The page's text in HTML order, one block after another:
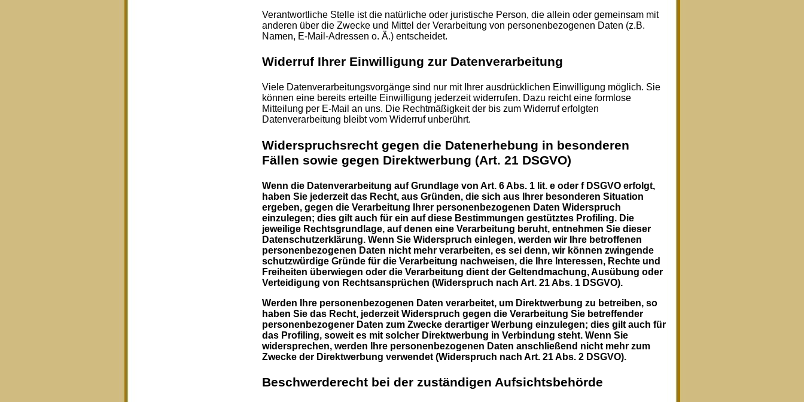
Verantwortliche Stelle ist die natürliche oder juristische Person, die allein oder gemeinsam mit
anderen über die Zwecke und Mittel der Verarbeitung von personenbezogenen Daten (z.B.
Namen, E-Mail-Adressen o. Ä.) entscheidet.
Widerruf Ihrer Einwilligung zur Datenverarbeitung
Viele Datenverarbeitungsvorgänge sind nur mit Ihrer ausdrücklichen Einwilligung möglich. Sie
können eine bereits erteilte Einwilligung jederzeit widerrufen. Dazu reicht eine formlose
Mitteilung per E-Mail an uns. Die Rechtmäßigkeit der bis zum Widerruf erfolgten
Datenverarbeitung bleibt vom Widerruf unberührt.
Widerspruchsrecht gegen die Datenerhebung in besonderen
Fällen sowie gegen Direktwerbung (Art. 21 DSGVO)
Wenn die Datenverarbeitung auf Grundlage von Art. 6 Abs. 1 lit. e oder f DSGVO erfolgt,
haben Sie jederzeit das Recht, aus Gründen, die sich aus Ihrer besonderen Situation
ergeben, gegen die Verarbeitung Ihrer personenbezogenen Daten Widerspruch
einzulegen; dies gilt auch für ein auf diese Bestimmungen gestütztes Profiling. Die
jeweilige Rechtsgrundlage, auf denen eine Verarbeitung beruht, entnehmen Sie dieser
Datenschutzerklärung. Wenn Sie Widerspruch einlegen, werden wir Ihre betroffenen
personenbezogenen Daten nicht mehr verarbeiten, es sei denn, wir können zwingende
schutzwürdige Gründe für die Verarbeitung nachweisen, die Ihre Interessen, Rechte und
Freiheiten überwiegen oder die Verarbeitung dient der Geltendmachung, Ausübung oder
Verteidigung von Rechtsansprüchen (Widerspruch nach Art. 21 Abs. 1 DSGVO).
Werden Ihre personenbezogenen Daten verarbeitet, um Direktwerbung zu betreiben, so
haben Sie das Recht, jederzeit Widerspruch gegen die Verarbeitung Sie betreffender
personenbezogener Daten zum Zwecke derartiger Werbung einzulegen; dies gilt auch für
das Profiling, soweit es mit solcher Direktwerbung in Verbindung steht. Wenn Sie
widersprechen, werden Ihre personenbezogenen Daten anschließend nicht mehr zum
Zwecke der Direktwerbung verwendet (Widerspruch nach Art. 21 Abs. 2 DSGVO).
Beschwerderecht bei der zuständigen Aufsichtsbehörde